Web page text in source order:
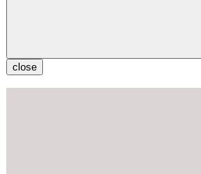
close